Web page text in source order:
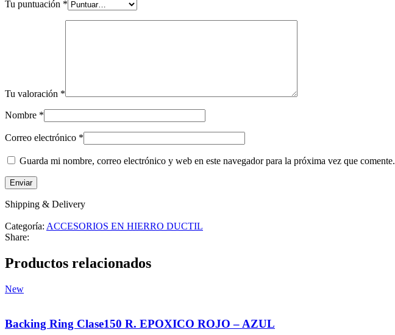
Tu puntuación *
Tu valoración *
Nombre *
Correo electrónico *
Guarda mi nombre, correo electrónico y web en este navegador para la próxima vez que comente.
Shipping & Delivery
Categoría: ACCESORIOS EN HIERRO DUCTIL
Share:
Productos relacionados
New
Backing Ring Clase150 R. EPOXICO ROJO – AZUL